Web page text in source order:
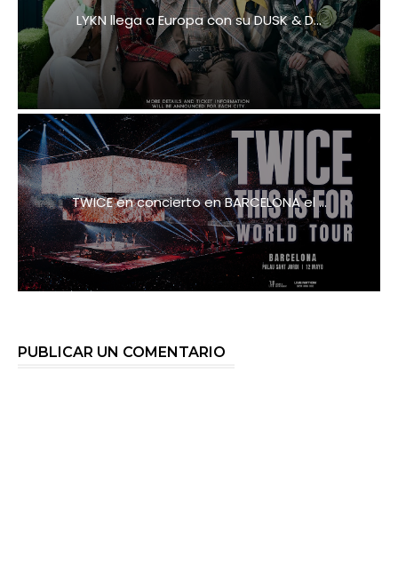
LYKN llega a Europa con su DUSK & D...
TWICE en concierto en BARCELONA el ...
PUBLICAR UN COMENTARIO